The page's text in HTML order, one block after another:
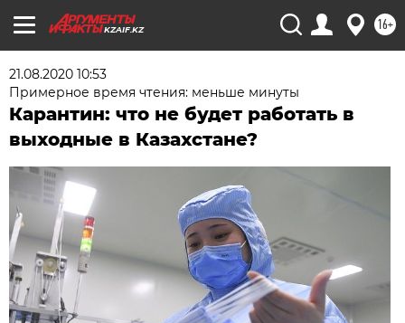
KZAIF.KZ 16+
21.08.2020 10:53
Примерное время чтения: меньше минуты
Карантин: что не будет работать в
выходные в Казахстане?